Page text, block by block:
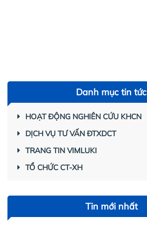
Danh mục tin tức
HOẠT ĐỘNG NGHIÊN CỨU KHCN
DỊCH VỤ TƯ VẤN ĐTXDCT
TRANG TIN VIMLUKI
TỔ CHỨC CT-XH
Tin mới nhất